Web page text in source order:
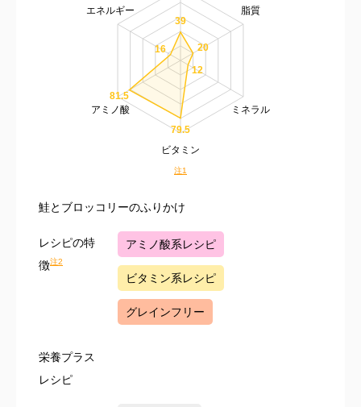
16
39
20
12
79.5
81.5
エネルギー 脂質
ミネラル
ビタミン
アミノ酸
注1
鮭とブロッコリーのふりかけ
レシピの特
徴注2
アミノ酸系レシピ
ビタミン系レシピ
グレインフリー
栄養プラス
レシピ